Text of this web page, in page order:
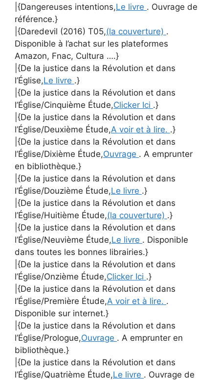
|{Dangereuses intentions,Le livre . Ouvrage de
référence.}
|{Daredevil (2016) T05,(la couverture) .
Disponible à l’achat sur les plateformes
Amazon, Fnac, Cultura ….}
|{De la justice dans la Révolution et dans
l’Église,Le livre .}
|{De la justice dans la Révolution et dans
l’Église/Cinquième Étude,Clicker Ici .}
|{De la justice dans la Révolution et dans
l’Église/Deuxième Étude,A voir et à lire. .}
|{De la justice dans la Révolution et dans
l’Église/Dixième Étude,Ouvrage . A emprunter
en bibliothèque.}
|{De la justice dans la Révolution et dans
l’Église/Douzième Étude,Le livre .}
|{De la justice dans la Révolution et dans
l’Église/Huitième Étude,(la couverture) .}
|{De la justice dans la Révolution et dans
l’Église/Neuvième Étude,Le livre . Disponible
dans toutes les bonnes librairies.}
|{De la justice dans la Révolution et dans
l’Église/Onzième Étude,Clicker Ici .}
|{De la justice dans la Révolution et dans
l’Église/Première Étude,A voir et à lire. .
Disponible sur internet.}
|{De la justice dans la Révolution et dans
l’Église/Prologue,Ouvrage . A emprunter en
bibliothèque.}
|{De la justice dans la Révolution et dans
l’Église/Quatrième Étude,Le livre . Ouvrage de